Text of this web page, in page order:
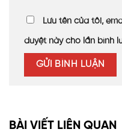
Lưu tên của tôi,
duyệt này cho lần bình
BÀI VIẾT LIÊN QUAN